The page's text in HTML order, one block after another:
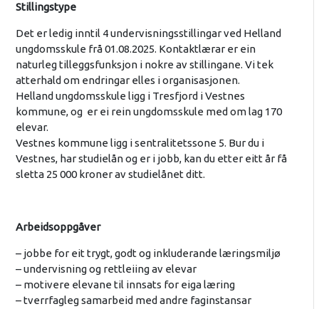
Stillingstype
Det er ledig inntil 4 undervisningsstillingar ved Helland
ungdomsskule frå 01.08.2025. Kontaktlærar er ein
naturleg tilleggsfunksjon i nokre av stillingane. Vi tek
atterhald om endringar elles i organisasjonen.
Helland ungdomsskule ligg i Tresfjord i Vestnes
kommune, og er ei rein ungdomsskule med om lag 170
elevar.
Vestnes kommune ligg i sentralitetssone 5. Bur du i
Vestnes, har studielån og er i jobb, kan du etter eitt år få
sletta 25 000 kroner av studielånet ditt.
Arbeidsoppgåver
– jobbe for eit trygt, godt og inkluderande læringsmiljø
– undervisning og rettleiing av elevar
– motivere elevane til innsats for eiga læring
– tverrfagleg samarbeid med andre faginstansar